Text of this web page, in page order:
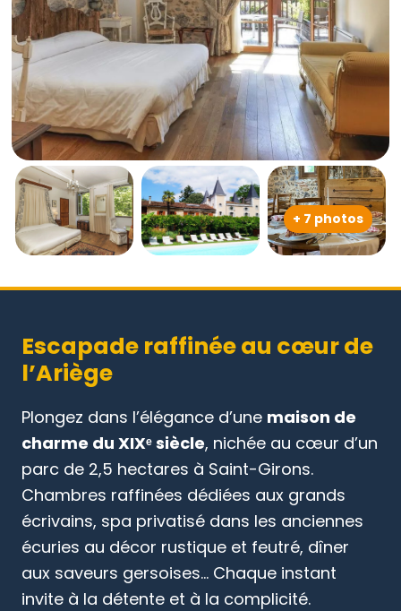
+ 7 photos
Escapade raffinée au cœur de
l’Ariège
Plongez dans l’élégance d’une maison de
charme du XIXᵉ siècle, nichée au cœur d’un
parc de 2,5 hectares à Saint-Girons.
Chambres raffinées dédiées aux grands
écrivains, spa privatisé dans les anciennes
écuries au décor rustique et feutré, dîner
aux saveurs gersoises… Chaque instant
invite à la détente et à la complicité.